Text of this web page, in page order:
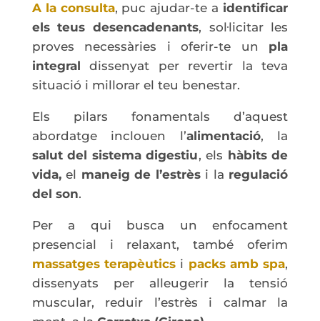
A la consulta, puc ajudar-te a identificar
els teus desencadenants, sol·licitar les
proves necessàries i oferir-te un pla
integral dissenyat per revertir la teva
situació i millorar el teu benestar.
Els pilars fonamentals d’aquest
abordatge inclouen l’alimentació, la
salut del sistema digestiu, els hàbits de
vida,el maneig de l’estrèsi la regulació
del son.
Per a qui busca un enfocament
presencial i relaxant, també oferim
massatges terapèutics i packs amb spa,
dissenyats per alleugerir la tensió
muscular, reduir l’estrès i calmar la